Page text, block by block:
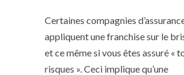
Certaines compagnies
appliquent une franchise sur le
et ce même si vous êtes assuré «
risques ». Ceci implique qu’une